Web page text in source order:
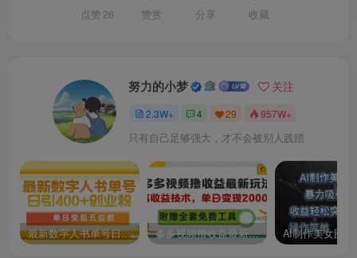
点赞 26 赞赏 分享 收藏
努力的小梦 关注
2.3W+ 4 29 957W+
只有自己足够强大，才不会被别人践踏
最新数字人书单号日400+创业粉，单日变现五位数，市面卖5980附软件和详… 多多视频撸收益最新玩法，高收益技术，单日变现2000+，附赠全套技术资料